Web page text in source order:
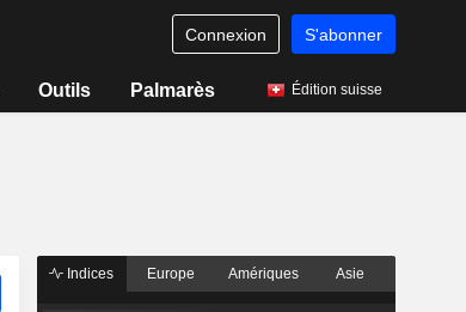
Connexion S'abonner
Outils Palmarès Édition suisse
Indices Europe Amériques Asie